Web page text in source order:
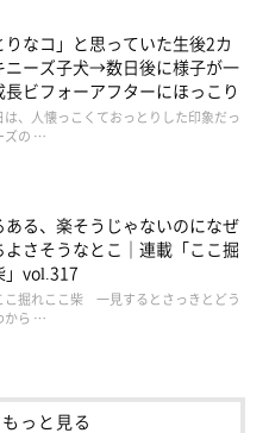
りなコ」と思っていた生後2カ
ニーズ子犬→数日後に様子が一
ビフォーアフターにほっこり
は、人懐っこくておっとりした印象だっ
ズの …
ある、楽そうじゃないのになぜ
よさそうなとこ｜連載「ここ掘
」vol.317
こ掘れここ柴 一見するとさっきとどう
から …
っと見る